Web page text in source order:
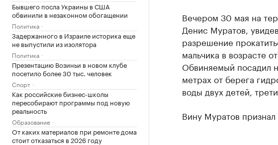
Бывшего посла Украины в США
обвинили в незаконном обогащении
Политика
Задержанного в Израиле историка еще
не выпустили из изолятора
Политика
Презентацию Возиньи в новом клубе
посетило более 30 тыс. человек
Спорт
Как российские бизнес-школы
пересобирают программы под новую
реальность
Образование
От каких материалов при ремонте дома
стоит отказаться в 2026 году
Вечером 30 мая на
Денис Муратов,
разрешение
мальчика в возрасте
Обвиняемый посадил
метрах от берега
воды двух детей,
Вину Муратов признал